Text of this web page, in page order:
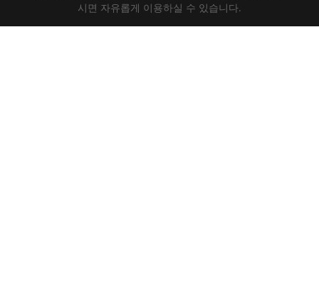
시면 자유롭게 이용하실 수 있습니다.